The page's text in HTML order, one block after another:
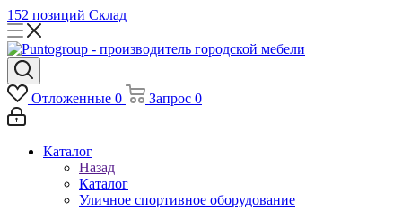
152 позиций Склад
Отложенные 0 Запрос 0
Каталог
Назад
Каталог
Уличное спортивное оборудование